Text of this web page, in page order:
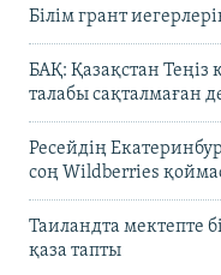
Білім грант
БАҚ: Қазақстан
талабы сақталмаған
Ресейдің
соң Wildberries
Таиландта мектепте
қаза тапты